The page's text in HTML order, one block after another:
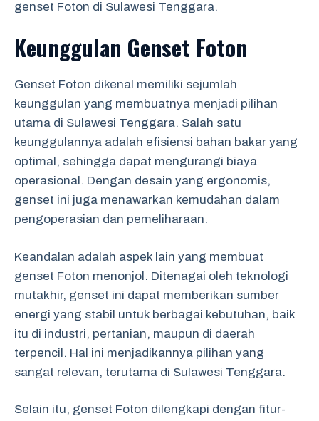
genset Foton di Sulawesi Tenggara.
Keunggulan Genset Foton
Genset Foton dikenal memiliki sejumlah
keunggulan yang membuatnya menjadi pilihan
utama di Sulawesi Tenggara. Salah satu
keunggulannya adalah efisiensi bahan bakar yang
optimal, sehingga dapat mengurangi biaya
operasional. Dengan desain yang ergonomis,
genset ini juga menawarkan kemudahan dalam
pengoperasian dan pemeliharaan.
Keandalan adalah aspek lain yang membuat
genset Foton menonjol. Ditenagai oleh teknologi
mutakhir, genset ini dapat memberikan sumber
energi yang stabil untuk berbagai kebutuhan, baik
itu di industri, pertanian, maupun di daerah
terpencil. Hal ini menjadikannya pilihan yang
sangat relevan, terutama di Sulawesi Tenggara.
Selain itu, genset Foton dilengkapi dengan fitur-